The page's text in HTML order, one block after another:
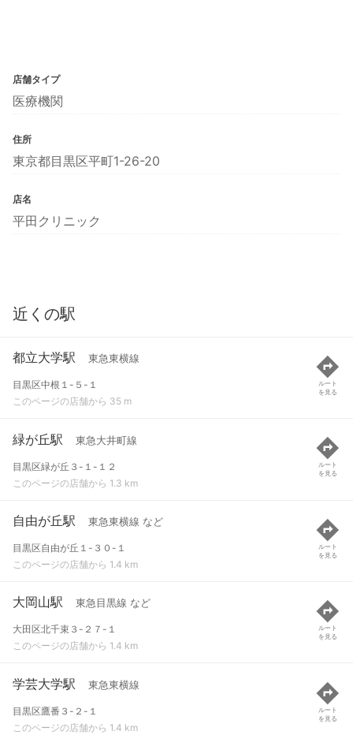
店舗タイプ
医療機関
住所
東京都目黒区平町1-26-20
店名
平田クリニック
近くの駅
都立大学駅 東急東横線
目黒区中根１-５-１
このページの店舗から 35 m
ルート
を見る
緑が丘駅 東急大井町線
目黒区緑が丘３-１-１２
このページの店舗から 1.3 km
ルート
を見る
自由が丘駅 東急東横線 など
目黒区自由が丘１-３０-１
このページの店舗から 1.4 km
ルート
を見る
大岡山駅 東急目黒線 など
大田区北千束３-２７-１
このページの店舗から 1.4 km
ルート
を見る
学芸大学駅 東急東横線
目黒区鷹番３-２-１
このページの店舗から 1.4 km
ルート
を見る